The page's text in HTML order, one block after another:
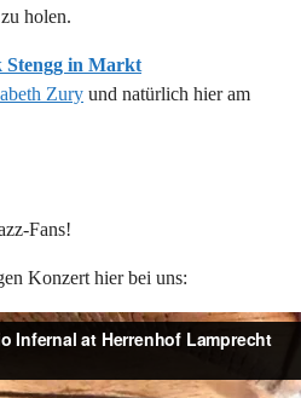
holen.
Stengg in Markt
Zury und natürlich hier am
Fans!
Konzert hier bei uns: